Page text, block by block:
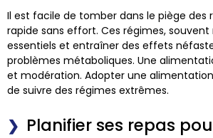
Il est facile de tomber dans le piège
rapide sans effort. Ces régimes,
essentiels et entraîner des effets
problèmes métaboliques. Une
et modération. Adopter une
de suivre des régimes extrêmes.
Planifier ses repas